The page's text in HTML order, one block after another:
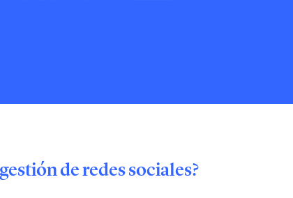
de redes sociales?